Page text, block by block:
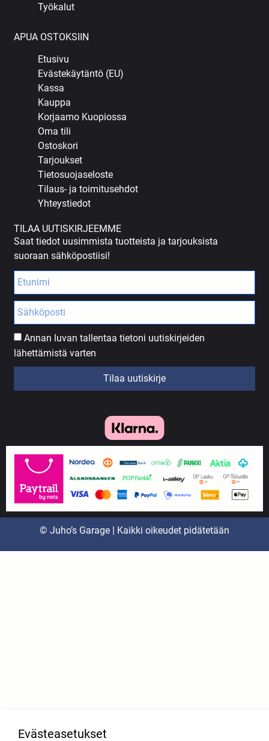
Työkalut
APUA OSTOKSIIN
Etusivu
Evästekäytäntö (EU)
Kassa
Kauppa
Korjaamo Kuopiossa
Oma tili
Ostoskori
Tarjoukset
Tietosuojaseloste
Tilaus- ja toimitusehdot
Yhteystiedot
TILAA UUTISKIRJEEMME
Saat tiedot uusimmista tuotteista ja tarjouksista
suoraan sähköpostiisi!
Annan luvan tallentaa tietoni uutiskirjeiden
lähettämistä varten
Tilaa uutiskirje
© Juho’s Garage | Kaikki oikeudet pidätetään
Evästeasetukset